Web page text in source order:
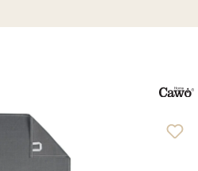
von 4.22 von 5 Sternen